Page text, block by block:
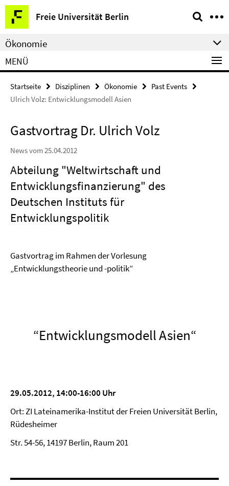
Springe
direkt
zu
Inhalt
Freie Universität Berlin
Service-
Navigation
Ökonomie
MENÜ
Startseite Disziplinen Ökonomie
Past Events
Ulrich Volz: Entwicklungsmodell Asien
Gastvortrag Dr. Ulrich Volz
News vom 25.04.2012
Abteilung "Weltwirtschaft und
Entwicklungsfinanzierung" des
Deutschen Instituts für
Entwicklungspolitik
Gastvortrag im Rahmen der Vorlesung
„Entwicklungstheorie und -politik”
“Entwicklungsmodell Asien“
29.05.2012, 14:00-16:00 Uhr
Ort: ZI Lateinamerika-Institut der Freien Universität Berlin,
Rüdesheimer
Str. 54-56, 14197 Berlin, Raum 201